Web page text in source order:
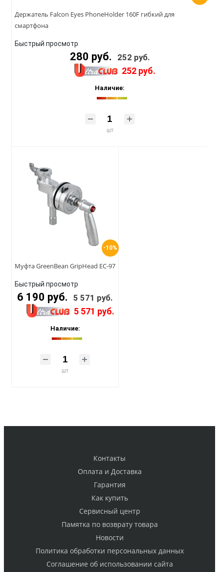
Держатель Falcon Eyes PhoneHolder 160F гибкий для
смартфона
Быстрый просмотр
280 руб. 252 руб.
252 руб.
Наличие:
шт
-10%
Муфта GreenBean GripHead EC-97
Быстрый просмотр
6 190 руб. 5 571 руб.
5 571 руб.
Наличие:
шт
Контакты
Оплата и Доставка
Гарантия
Как купить
Cервисный центр
Памятка по возврату товара
Новости
Политика обработки персональных данных
Cоглашение об использовании сайта